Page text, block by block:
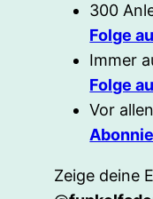
300
Folge
Immer
Folge
Vor
Zeige deine